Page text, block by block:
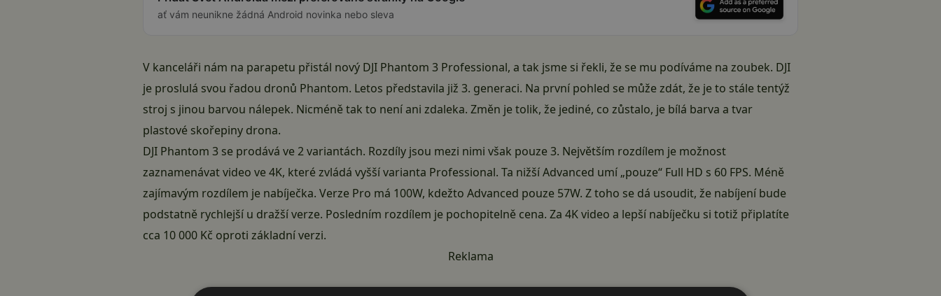
ať vám neunikne žádná Android novinka nebo sleva
V kanceláři nám na parapetu přistál nový DJI Phantom 3 Professional, a tak jsme si řekli, že se mu podíváme na zoubek. DJI
je proslulá svou řadou dronů Phantom. Letos představila již 3. generaci. Na první pohled se může zdát, že je to stále tentýž
stroj s jinou barvou nálepek. Nicméně tak to není ani zdaleka. Změn je tolik, že jediné, co zůstalo, je bílá barva a tvar
plastové skořepiny drona.
DJI Phantom 3 se prodává ve 2 variantách. Rozdíly jsou mezi nimi však pouze 3. Největším rozdílem je možnost
zaznamenávat video ve 4K, které zvládá vyšší varianta Professional. Ta nižší Advanced umí „pouze“ Full HD s 60 FPS. Méně
zajímavým rozdílem je nabíječka. Verze Pro má 100W, kdežto Advanced pouze 57W. Z toho se dá usoudit, že nabíjení bude
podstatně rychlejší u dražší verze. Posledním rozdílem je pochopitelně cena. Za 4K video a lepší nabíječku si totiž připlatíte
cca 10 000 Kč oproti základní verzi.
Reklama